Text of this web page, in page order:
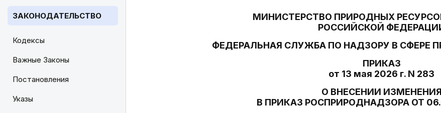
ЗАКОНОДАТЕЛЬСТВО
Кодексы
Важные Законы
Постановления
Указы
МИНИСТЕРСТВО ПРИРОДНЫХ
РОССИЙСКОЙ
ФЕДЕРАЛЬНАЯ СЛУЖБА ПО НАДЗОРУ В СФЕРЕ
ПРИКАЗ
от 13 мая 2026 г. N 283
О ВНЕСЕНИИ ИЗМЕНЕНИЯ
В ПРИКАЗ РОСПРИРОДНАДЗОРА ОТ